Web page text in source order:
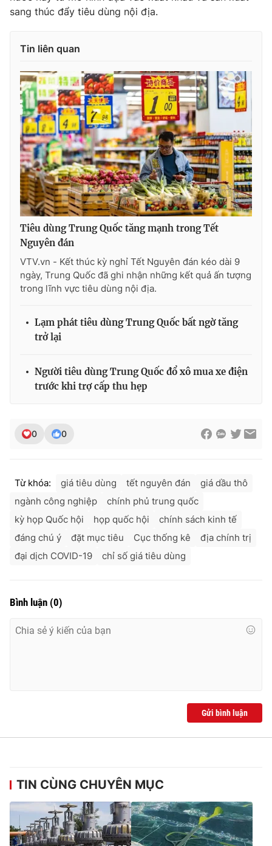
sang thúc đẩy tiêu dùng nội địa.
Tin liên quan
Tiêu dùng Trung Quốc tăng mạnh trong Tết
Nguyên đán
VTV.vn - Kết thúc kỳ nghỉ Tết Nguyên đán kéo dài 9
ngày, Trung Quốc đã ghi nhận những kết quả ấn tượng
trong lĩnh vực tiêu dùng nội địa.
Lạm phát tiêu dùng Trung Quốc bất ngờ tăng
trở lại
Người tiêu dùng Trung Quốc đổ xô mua xe điện
trước khi trợ cấp thu hẹp
0 0
Từ khóa: giá tiêu dùng tết nguyên đán
giá dầu thô
ngành công nghiệp
chính phủ trung quốc
kỳ họp Quốc hội
họp quốc hội
chính sách kinh tế
đáng chú ý
đặt mục tiêu Cục thống kê
địa chính trị
đại dịch COVID-19
chỉ số giá tiêu dùng
Bình luận (0)
Gửi bình luận
TIN CÙNG CHUYÊN MỤC